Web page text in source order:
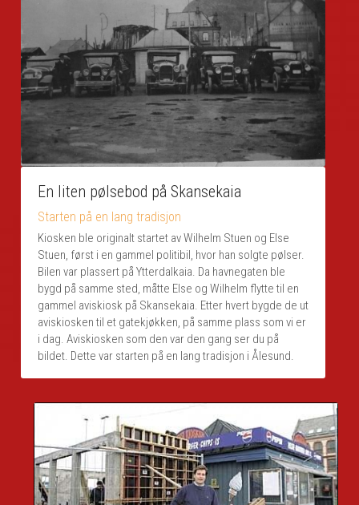
En liten pølsebod på Skansekaia
Starten på en lang tradisjon
Kiosken ble originalt startet av Wilhelm Stuen og Else
Stuen, først i en gammel politibil, hvor han solgte pølser.
Bilen var plassert på Ytterdalkaia. Da havnegaten ble
bygd på samme sted, måtte Else og Wilhelm flytte til en
gammel aviskiosk på Skansekaia. Etter hvert bygde de ut
aviskiosken til et gatekjøkken, på samme plass som vi er
i dag. Aviskiosken som den var den gang ser du på
bildet. Dette var starten på en lang tradisjon i Ålesund.